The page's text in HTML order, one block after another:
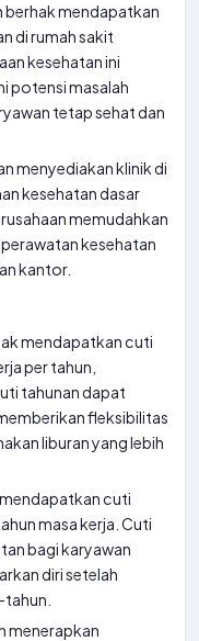
berhak mendapatkan
di rumah sakit
kesehatan ini
potensi masalah
tetap sehat dan
menyediakan klinik di
kesehatan dasar
memudahkan
kesehatan
kantor.
mendapatkan cuti
per tahun,
tahunan dapat
fleksibilitas
liburan yang lebih
cuti
masa kerja. Cuti
bagi karyawan
diri setelah
menerapkan